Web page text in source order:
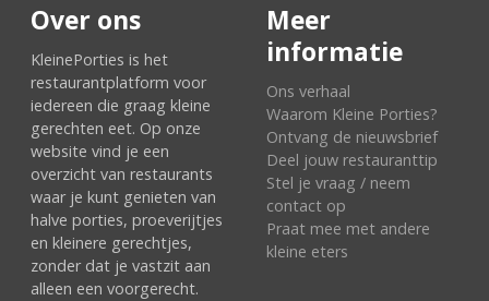
Over ons
KleinePorties is het
restaurantplatform voor
iedereen die graag kleine
gerechten eet. Op onze
website vind je een
overzicht van restaurants
waar je kunt genieten van
halve porties, proeverijtjes
en kleinere gerechtjes,
zonder dat je vastzit aan
alleen een voorgerecht.
Meer
informatie
Ons verhaal
Waarom Kleine Porties?
Ontvang de nieuwsbrief
Deel jouw restauranttip
Stel je vraag / neem
contact op
Praat mee met andere
kleine eters